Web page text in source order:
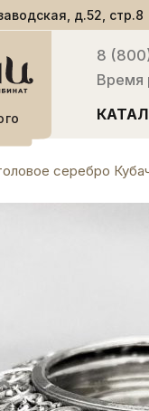
д.52, стр.8
8
Время
серебро